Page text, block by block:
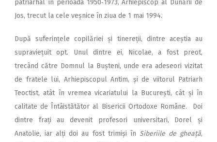
patriarhal în perioada 1950‑1973, Arhiepiscop al Dunării de
Jos, trecut la cele veșnice în ziua de 1 mai 1994.
După suferințele copilăriei și tinereții, dintre aceștia au
supraviețuit opt. Unul dintre ei, Nicolae, a fost preot,
trecând către Domnul la Bușteni, unde era adeseori vizitat
de fratele lui, Arhiepiscopul Antim, și de viitorul Patriarh
Teoctist, atât în vremea vicariatului la București, cât și în
calitate de Întâistătător al Bisericii Ortodoxe Române. Doi
dintre frați au devenit profesori universitari, Dorel și
Anatolie, iar alți doi au fost trimiși în Siberiile de gheață,